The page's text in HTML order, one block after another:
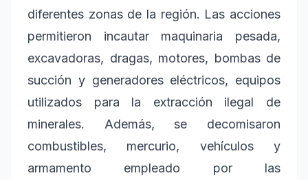
diferentes zonas de la región. Las acciones
permitieron incautar maquinaria pesada,
excavadoras, dragas, motores, bombas de
succión y generadores eléctricos, equipos
utilizados para la extracción ilegal de
minerales. Además, se decomisaron
combustibles, mercurio, vehículos y
armamento empleado por las